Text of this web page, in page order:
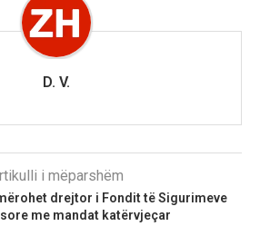
D. V.
i mëparshëm
drejtor i Fondit të Sigurimeve
me mandat katërvjeçar